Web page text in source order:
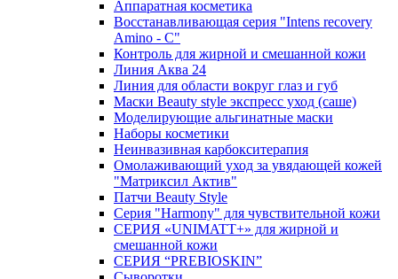
Аппаратная косметика
Восстанавливающая серия "Intens recovery
Amino - C"
Контроль для жирной и смешанной кожи
Линия Аква 24
Линия для области вокруг глаз и губ
Маски Beauty style экспресс уход (саше)
Моделирующие альгинатные маски
Наборы косметики
Неинвазивная карбокситерапия
Омолаживающий уход за увядающей кожей
"Матриксил Актив"
Патчи Beauty Style
Серия "Harmony" для чувствительной кожи
СЕРИЯ «UNIMATT+» для жирной и
смешанной кожи
СЕРИЯ “PREBIOSKIN”